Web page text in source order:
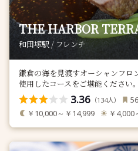
THE HARBOR
和田塚駅 / フレンチ
鎌倉の海を見渡すオーシャンフロ
使用したコースをご堪能ください。
3.36 （134人）
￥10,000～￥14,999 ￥4,000